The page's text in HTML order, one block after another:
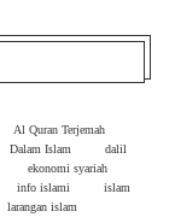
Al Quran Terjemah
Dalam Islam
dalil
ekonomi syariah
info islami
islam
larangan islam